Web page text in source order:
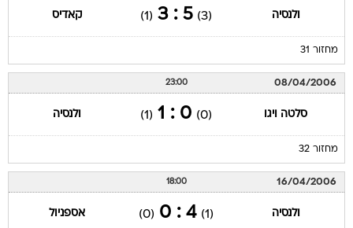
ולנסיה (3)
5 : 3
(1) קאדיס
מחזור 31
08/04/2006
23:00
סלטה ויגו (0)
0 : 1
(1) ולנסיה
מחזור 32
16/04/2006
18:00
ולנסיה (1)
4 : 0
(0) אספניול